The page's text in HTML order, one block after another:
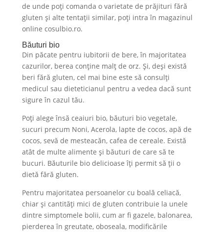
de unde poți comanda o varietate de prăjituri fără
gluten și alte tentații similar, poți intra în magazinul
online cosulbio.ro.
Băuturi bio
Din păcate pentru iubitorii de bere, în majoritatea
cazurilor, berea conține malț de orz. Și, deși există
beri fără gluten, cel mai bine este să consulți
medicul sau dieteticianul pentru a vedea dacă sunt
sigure în cazul tău.
Poți alege însă ceaiuri bio, băuturi bio vegetale,
sucuri precum Noni, Acerola, lapte de cocos, apă de
cocos, sevă de mesteacăn, cafea de cereale. Există
atât de multe alimente și băuturi de care să te
bucuri. Băuturile bio delicioase îți permit să ții o
dietă fără gluten.
Pentru majoritatea persoanelor cu boală celiacă,
chiar și cantități mici de gluten contribuie la unele
dintre simptomele bolii, cum ar fi gazele, balonarea,
pierderea în greutate, oboseala, modificările